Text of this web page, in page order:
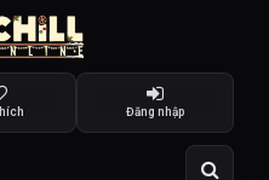
Đăng nhập